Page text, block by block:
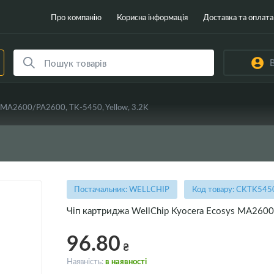
Про компанію Корисна інформація Доставка та оплата
MA2600/PA2600, TK-5450, Yellow, 3.2K
Постачальник: WELLCHIP Код товару:
Чіп картриджа WellChip Kyocera Ecosys
96.80 ₴
Наявність:в наявності